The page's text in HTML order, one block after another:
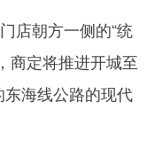
朝方一侧的“统
商定将推进开城至
海线公路的现代